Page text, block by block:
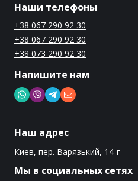
Наши телефоны
+38 067 290 92 30
+38 067 290 92 30
+38 073 290 92 30
Напишите нам
Наш адрес
Киев, пер. Варязький, 14-г
Мы в социальных сетях